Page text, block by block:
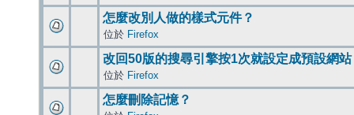
怎麼改別人做的樣式元件？
位於 Firefox
改回50版的搜尋引擎按1次就設定成預設網站
位於 Firefox
怎麼刪除記憶？